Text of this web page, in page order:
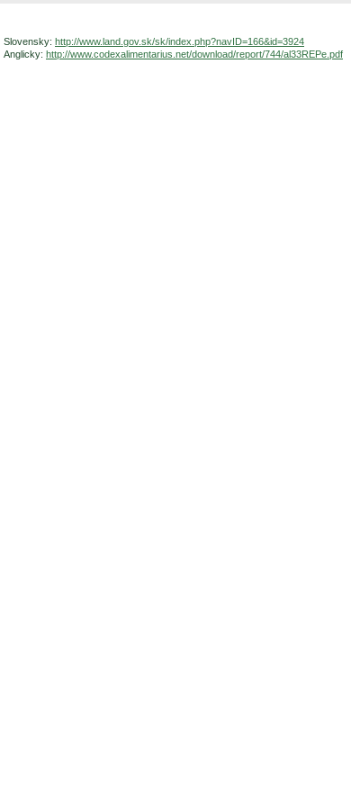
Slovensky: http://www.land.gov.sk/sk/index.php?navID=166&id=3924
Anglicky: http://www.codexalimentarius.net/download/report/744/al33REPe.pdf